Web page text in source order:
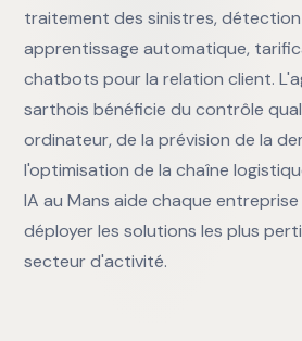
traitement des sinistres,
apprentissage automatique,
chatbots pour la relation client.
sarthois bénéficie du contrôle
ordinateur, de la prévision de la
l'optimisation de la chaîne
IA au Mans aide chaque
déployer les solutions les plus
secteur d'activité.